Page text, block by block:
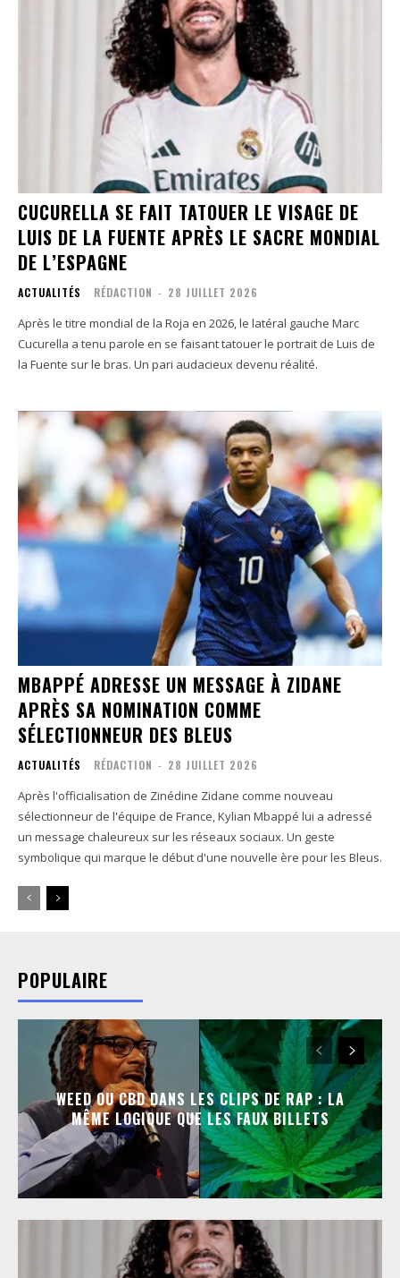
CUCURELLA SE FAIT TATOUER LE VISAGE DE
LUIS DE LA FUENTE APRÈS LE SACRE MONDIAL
DE L’ESPAGNE
ACTUALITÉS RÉDACTION - 28 JUILLET 2026
Après le titre mondial de la Roja en 2026, le latéral gauche Marc
Cucurella a tenu parole en se faisant tatouer le portrait de Luis de
la Fuente sur le bras. Un pari audacieux devenu réalité.
MBAPPÉ ADRESSE UN MESSAGE À ZIDANE
APRÈS SA NOMINATION COMME
SÉLECTIONNEUR DES BLEUS
ACTUALITÉS RÉDACTION - 28 JUILLET 2026
Après l'officialisation de Zinédine Zidane comme nouveau
sélectionneur de l'équipe de France, Kylian Mbappé lui a adressé
un message chaleureux sur les réseaux sociaux. Un geste
symbolique qui marque le début d'une nouvelle ère pour les Bleus.
POPULAIRE
WEED OU CBD DANS LES CLIPS DE RAP : LA
MÊME LOGIQUE QUE LES FAUX BILLETS